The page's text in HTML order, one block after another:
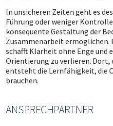
In unsicheren Zeiten geht es
Führung oder weniger
konsequente Gestaltung der
Zusammenarbeit ermöglichen.
schafft Klarheit ohne Enge und
Orientierung zu verlieren.
entsteht die Lernfähigkeit, die
brauchen.
ANSPRECHPARTNER